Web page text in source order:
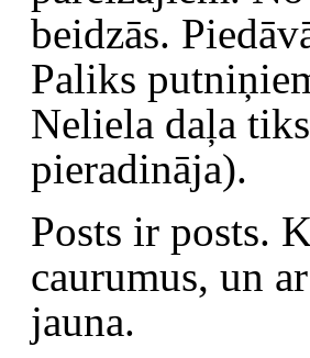
beidzās.
Paliks
Neliela daļa
pieradināja).
Posts ir posts.
caurumus, un
jauna.